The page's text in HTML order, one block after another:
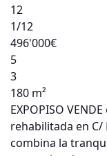
12
1/12
496'000€
5
3
180 m²
EXPOPISO
rehabilitada en
combina la